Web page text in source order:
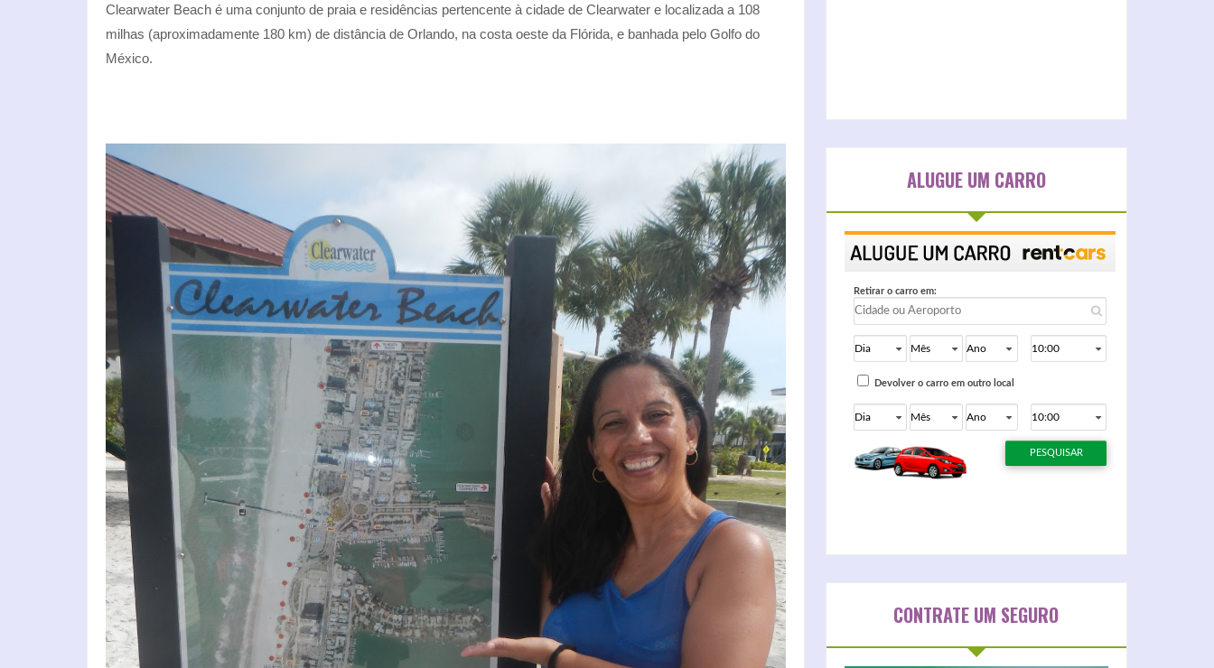
Clearwater Beach é uma conjunto de praia e residências pertencente à cidade de Clearwater e localizada a 108
milhas (aproximadamente 180 km) de distância de Orlando, na costa oeste da Flórida, e banhada pelo Golfo do
México.
ALUGUE UM CARRO
CONTRATE UM SEGURO